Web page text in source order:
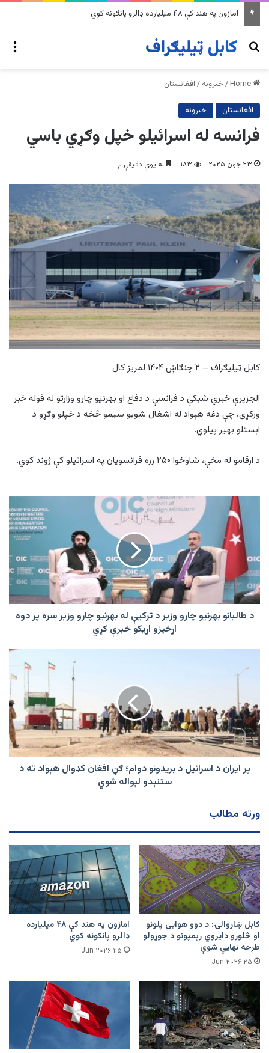
په وینزویلا کې زورورو زلزلو پراخ زیانونه اړولي
Search for
/خبرونه / افغانستان
افغانستان خبرونه
فرانسه له اسرائیلو خپل وګړي باسي
۲۳ جون ۲۰۲۵ ۱۸۳ له یوې دقیقې لږ
کابل ټیلیګراف – ۲ چنګاښ ۱۴۰۴ لمریز کال
الجزیرې خبري شبکې د فرانسې د دفاع او بهرنیو چارو وزارتو له قوله خبر
ورکړی، چې دغه هېواد له اشغال شویو سیمو څخه د خپلو وګړو د
اېستلو بهیر پیلوي.
د ارقامو له مخې، شاوخوا ۲۵۰ زره فرانسویان په اسرائیلو کې ژوند کوي.
طالبانو
بهرنیو
د
ترکیې
له
بهرنیو
چارو
دوه
خبرې
کړي
د طالبانو بهرنیو چارو وزیر د ترکیې له بهرنیو چارو وزیر سره پر دوه
اړخیزو اړیکو خبرې کړي
ایران
د
بریدونو
دوام؛
ګڼ
افغان
کډوال
ستنېدو
لېواله
شوي
پر ایران د اسرائیل د بریدونو دوام؛ ګڼ افغان کډوال هېواد ته د
ستنېدو لېواله شوي
ورته مطالب
کابل ښاروالۍ: د دوو هوايي پلونو
او څلورو دایروي رېمپونو د جوړولو
طرحه نهایي شوې
۲۵ Jun ۲۰۲۶
امازون په هند کې ۴۸ میلیارده
ډالرو پانګونه کوي
۲۵ Jun ۲۰۲۶